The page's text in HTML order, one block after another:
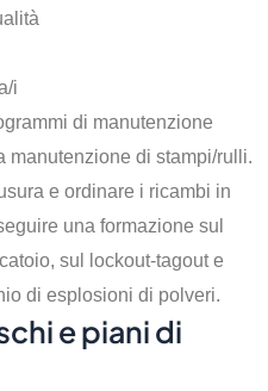
i
di manutenzione
manutenzione di stampi/rulli.
e ordinare i ricambi in
una formazione sul
sul lockout-tagout e
di esplosioni di polveri.
e piani di